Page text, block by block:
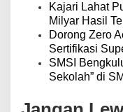
Kajari Lahat
Milyar Hasil
Dorong Zero
Sertifikasi
SMSI
Sekolah” di